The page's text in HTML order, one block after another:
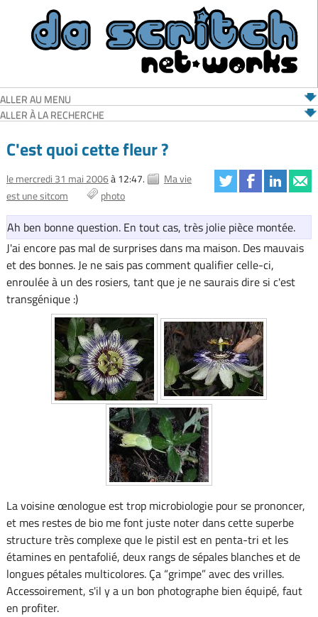
ALLER AU MENU
ALLER À LA RECHERCHE
C'est quoi cette fleur ?
le mercredi 31 mai 2006à 12:47.
Ma vie
est une sitcom
photo
Ah ben bonne question. En tout cas, très jolie pièce montée.
J'ai encore pas mal de surprises dans ma maison. Des mauvais
et des bonnes. Je ne sais pas comment qualifier celle-ci,
enroulée à un des rosiers, tant que je ne saurais dire si c'est
transgénique :)
La voisine œnologue est trop microbiologie pour se prononcer,
et mes restes de bio me font juste noter dans cette superbe
structure très complexe que le pistil est en penta-tri et les
étamines en pentafolié, deux rangs de sépales blanches et de
longues pétales multicolores. Ça “grimpe” avec des vrilles.
Accessoirement, s'il y a un bon photographe bien équipé, faut
en profiter.